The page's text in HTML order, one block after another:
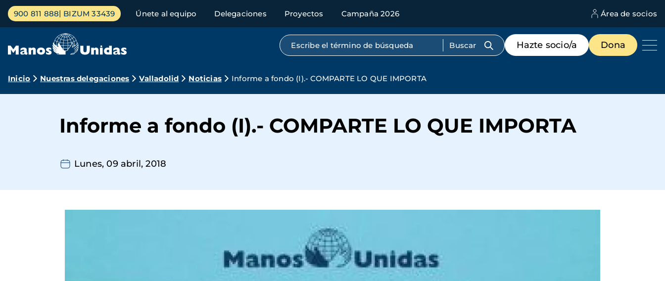
Pasar
contenido
Menú
principal
900 811 888 BIZUM 33439 Únete al equipo Delegaciones Proyectos Campaña 2026 Área de socios
Búsqueda por texto completo
Menú
de
destacados
Hazte socio/a Dona
Ruta
navegación
Inicio Nuestras delegaciones Valladolid Noticias Informe a fondo (I).- COMPARTE LO QUE IMPORTA
Informe a fondo (I).- COMPARTE LO QUE IMPORTA
Lunes, 09 abril, 2018